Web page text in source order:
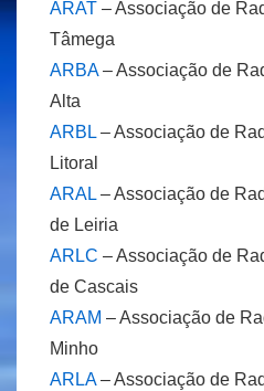
ARAT – Associação de
Tâmega
ARBA– Associação de
Alta
ARBL – Associação de
Litoral
ARAL – Associação de
de Leiria
ARLC – Associação de
de Cascais
ARAM – Associação de
Minho
ARLA– Associação de